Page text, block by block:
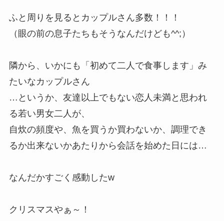
ふと周りを見るとカップルさん多数！！！
（眼の前の息子たちもそうなんだけども^^;）
隣から、いかにも「初めて二人で食事します」み
たいなカップルさん
…というか、友達以上でもない恋人未満と思われ
る若い男女二人が、
自炊の頻度や、魚を買うか買わないか、調理でき
るか出来ないかあたりから会話を始めた日には…
なんだかすごく感動したw
クリスマスやぁ～！